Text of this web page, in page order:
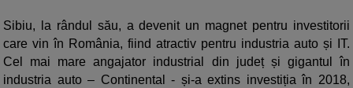
Sibiu, la rândul său, a devenit un magnet pentru investitorii
care vin în România, fiind atractiv pentru industria auto și IT.
Cel mai mare angajator industrial din județ și gigantul în
industria auto – Continental - și-a extins investiția în 2018,